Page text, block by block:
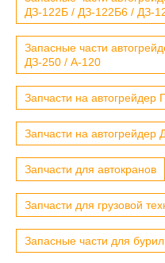
ДЗ-122Б / ДЗ-122Б6 / ДЗ-
Запасные части
ДЗ-250 / А-120
Запчасти на
Запчасти на автогрейдер
Запчасти для автокранов
Запчасти для грузовой
Запасные части для